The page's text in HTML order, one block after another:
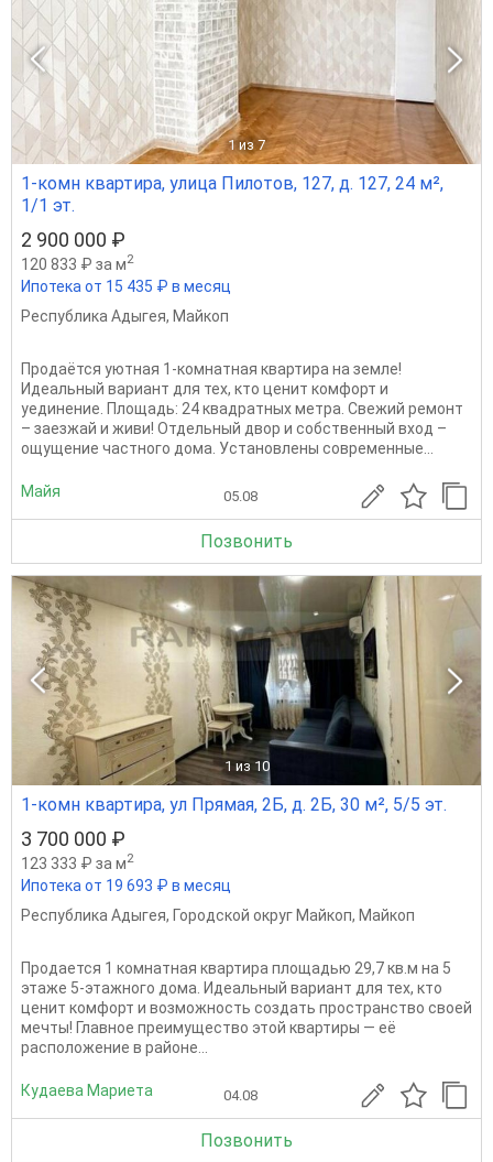
1 из 7
1-комн квартира, улица Пилотов, 127, д. 127, 24 м²,
1/1 эт.
2 900 000 ₽
120 833 ₽ за м2
Ипотека от 15 435 ₽ в месяц
Республика Адыгея, Майкоп
Продаётся уютная 1-комнатная квартира на земле!
Идеальный вариант для тех, кто ценит комфорт и
уединение. Площадь: 24 квадратных метра. Свежий ремонт
– заезжай и живи! Отдельный двор и собственный вход –
ощущение частного дома. Установлены современные...
Майя 05.08
Позвонить
1 из 10
1-комн квартира, ул Прямая, 2Б, д. 2Б, 30 м², 5/5 эт.
3 700 000 ₽
123 333 ₽ за м2
Ипотека от 19 693 ₽ в месяц
Республика Адыгея, Городской округ Майкоп, Майкоп
Продается 1 комнатная квартира площадью 29,7 кв.м на 5
этаже 5-этажного дома. Идеальный вариант для тех, кто
ценит комфорт и возможность создать пространство своей
мечты! Главное преимущество этой квартиры — её
расположение в районе...
Кудаева Мариета 04.08
Позвонить